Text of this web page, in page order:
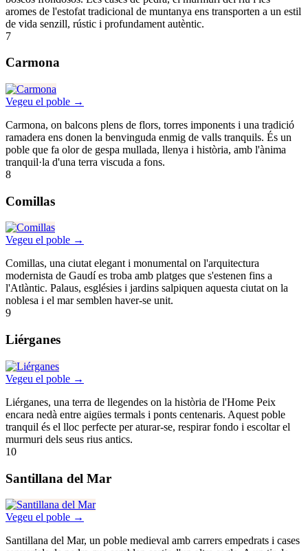
aromes de l'estofat tradicional de muntanya ens transporten a un estil
de vida senzill, rústic i profundament autèntic.
7
Carmona
Vegeu el poble →
Carmona, on balcons plens de flors, torres imponents i una tradició
ramadera ens donen la benvinguda enmig de valls tranquils. És un
poble que fa olor de gespa mullada, llenya i història, amb l'ànima
tranquil·la d'una terra viscuda a fons.
8
Comillas
Vegeu el poble →
Comillas, una ciutat elegant i monumental on l'arquitectura
modernista de Gaudí es troba amb platges que s'estenen fins a
l'Atlàntic. Palaus, esglésies i jardins salpiquen aquesta ciutat on la
noblesa i el mar semblen haver-se unit.
9
Liérganes
Vegeu el poble →
Liérganes, una terra de llegendes on la història de l'Home Peix
encara nedà entre aigües termals i ponts centenaris. Aquest poble
tranquil és el lloc perfecte per aturar-se, respirar fondo i escoltar el
murmuri dels seus rius antics.
10
Santillana del Mar
Vegeu el poble →
Santillana del Mar, un poble medieval amb carrers empedrats i cases